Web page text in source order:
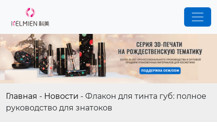
Главная - Новости - Флакон для тинта губ: полное
руководство для знатоков